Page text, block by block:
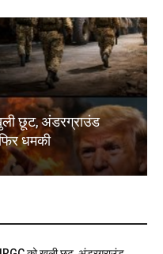
छूट, अंडरग्राउंड
धमकी